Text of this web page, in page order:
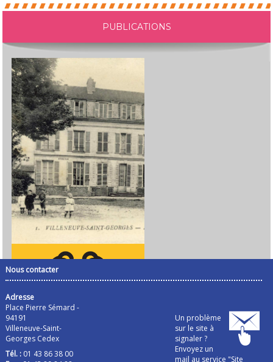
PUBLICATIONS
Nous contacter
Adresse
Place Pierre Sémard -
94191
Villeneuve-Saint-
Georges Cedex
Tél. :01 43 86 38 00
Un problème
sur le site à
signaler ?
Envoyez un
mail au service "Site